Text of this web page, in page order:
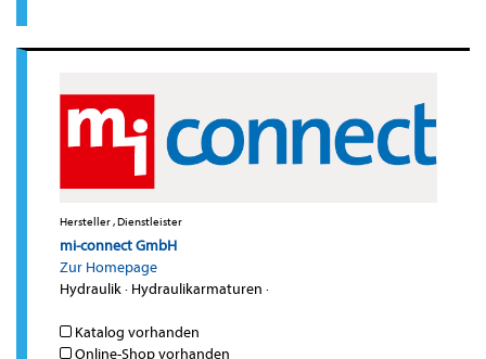
Hersteller , Dienstleister
mi-connect GmbH
Zur Homepage
Hydraulik· Hydraulikarmaturen ·
Katalog vorhanden
Online-Shop vorhanden